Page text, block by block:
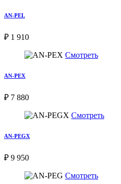
AN-PEL
₽ 1 910
Смотреть
AN-PEX
₽ 7 880
Смотреть
AN-PEGX
₽ 9 950
Смотреть